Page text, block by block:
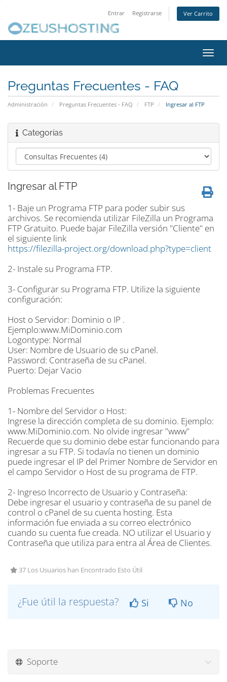
Entrar Registrarse Ver Carrito
Preguntas Frecuentes - FAQ
Administración Preguntas Frecuentes - FAQ FTP Ingresar al FTP
Categorías
Ingresar al FTP
1- Baje un Programa FTP para poder subir sus
archivos. Se recomienda utilizar FileZilla un Programa
FTP Gratuito. Puede bajar FileZilla versión "Cliente" en
el siguiente link
https://filezilla-project.org/download.php?type=client
2- Instale su Programa FTP.
3- Configurar su Programa FTP. Utilize la siguiente
configuración:
Host o Servidor: Dominio o IP .
Ejemplo:www.MiDominio.com
Logontype: Normal
User: Nombre de Usuario de su cPanel.
Password: Contraseña de su cPanel.
Puerto: Dejar Vacio
Problemas Frecuentes
1- Nombre del Servidor o Host:
Ingrese la dirección completa de su dominio. Ejemplo:
www.MiDominio.com. No olvide ingresar "www"
Recuerde que su dominio debe estar funcionando para
ingresar a su FTP. Si todavía no tienen un dominio
puede ingresar el IP del Primer Nombre de Servidor en
el campo Servidor o Host de su programa de FTP.
2- Ingreso Incorrecto de Usuario y Contraseña:
Debe ingresar el usuario y contraseña de su panel de
control o cPanel de su cuenta hosting. Esta
información fue enviada a su correo electrónico
cuando su cuenta fue creada. NO utilizar el Usuario y
Contraseña que utiliza para entra al Área de Clientes.
37 Los Usuarios han Encontrado Esto Útil
¿Fue útil la respuesta? Si No
Soporte